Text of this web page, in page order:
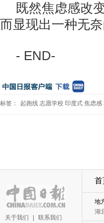
既然焦虑感改
而显现出一种无奈
- END-
标签： 起跑线 志愿学校 印度式 焦虑感
关于我们 联系我们
首
地
湖